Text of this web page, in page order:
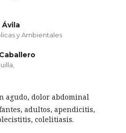
Ávila
y Ambientales
agudo, dolor abdominal
adultos, apendicitis,
colelitiasis.